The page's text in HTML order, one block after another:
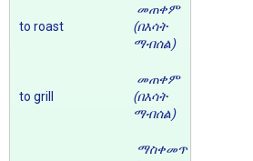
to roast
መጠቀም
(በእሳት
ማብሰል)
to grill
መጠቀም
(በእሳት
ማብሰል)
ማስቀመጥ